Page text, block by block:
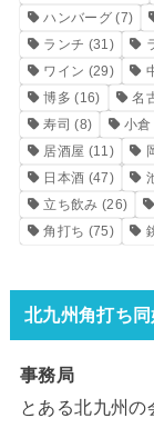
ハンバーグ(7)
ランチ (31)
ワイン (29)
博多 (16) 名
寿司 (8) 小倉
居酒屋 (11)
日本酒 (47)
立ち飲み (26)
角打ち (75)
北九州角打ち
事務局
とある北九州の